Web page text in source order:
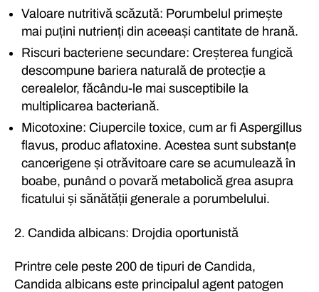
Valoare nutritivă scăzută: Porumbelul primește
mai puțini nutrienți din aceeași cantitate de hrană.
Riscuri bacteriene secundare: Creșterea fungică
descompune bariera naturală de protecție a
cerealelor, făcându-le mai susceptibile la
multiplicarea bacteriană.
Micotoxine: Ciupercile toxice, cum ar fi Aspergillus
flavus, produc aflatoxine. Acestea sunt substanțe
cancerigene și otrăvitoare care se acumulează în
boabe, punând o povară metabolică grea asupra
ficatului și sănătății generale a porumbelului.
2. Candida albicans: Drojdia oportunistă
Printre cele peste 200 de tipuri de Candida,
Candida albicans este principalul agent patogen